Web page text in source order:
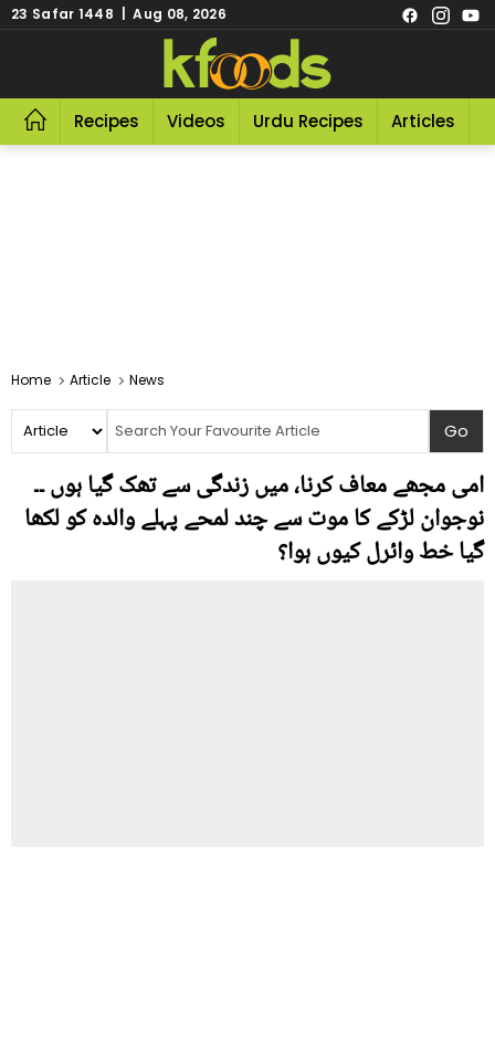
23 Safar 1448 | Aug 08, 2026
Recipes Videos Urdu Recipes Articles
Home Article News
امی مجھے معاف کرنا، میں زندگی سے تھک گیا ہوں ۔۔
نوجوان لڑکے کا موت سے چند لمحے پہلے والدہ کو لکھا
گیا خط وائرل کیوں ہوا؟